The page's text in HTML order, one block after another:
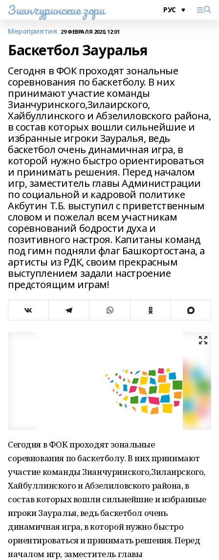
Зианчуринские зори
Мероприятия 29 ФЕВРАЛЯ 2020, 12:01
Баскетбол Зауралья
Сегодня в ФОК проходят зональные
соревнования по баскетболу. В них
принимают участие команды
Зианчуринского,Зилаирского,
Хайбуллинского и Абзелиловского района,
в состав которых вошли сильнейшие и
избранные игроки Зауралья, ведь
баскетбол очень динамичная игра, в
которой нужно быстро ориентироваться
и принимать решения. Перед началом
игр, заместитель главы Администрации
по социальной и кадровой политике
Акбутин Т.Б. выступил с приветственным
словом и пожелал всем участникам
соревнований бодрости духа и
позитивного настроя. Капитаны команд
под гимн подняли флаг Башкортостана, а
артисты из РДК, своим прекрасным
выступлением задали настроение
предстоящим играм!
Сегодня в ФОК проходят зональные
соревнования по баскетболу. В них принимают
участие команды Зианчуринского,Зилаирского,
Хайбуллинского и Абзелиловского района, в
состав которых вошли сильнейшие и избранные
игроки Зауралья, ведь баскетбол очень
динамичная игра, в которой нужно быстро
ориентироваться и принимать решения. Перед
началом игр, заместитель главы